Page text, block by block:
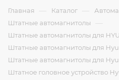
Главная — Каталог —
Штатные автомагнитолы —
Штатные автомагнитолы для
Штатные автомагнитолы для
Штатные автомагнитолы для
Штатное головное устройство